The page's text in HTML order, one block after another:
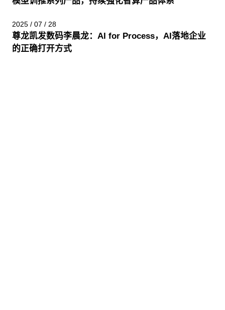
2025 / 07 / 28
尊龙凯发数码李晨龙：AI for Process，AI落地企业
的正确打开方式